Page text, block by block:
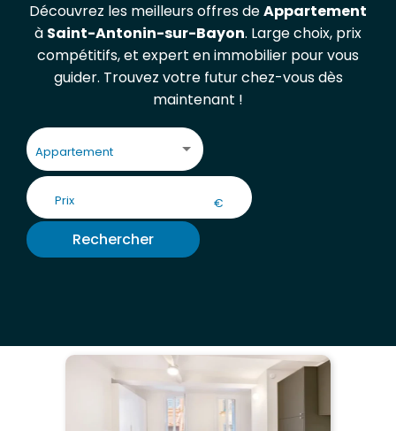
Découvrez les meilleurs offres deAppartement
à Saint-Antonin-sur-Bayon. Large choix, prix
compétitifs, et expert en immobilier pour vous
guider. Trouvez votre futur chez-vous dès
maintenant !
Appartement
€
Rechercher